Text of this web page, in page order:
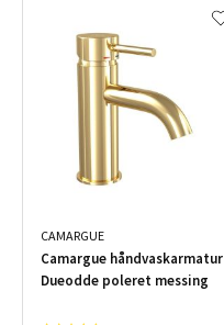
CAMARGUE
Camargue håndvaskarmatur
Dueodde poleret messing